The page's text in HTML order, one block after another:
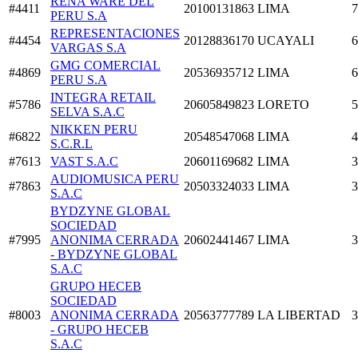
#4411
PERU S.A
20100131863 LIMA
#4454
REPRESENTACIONES
VARGAS S.A
20128836170 UCAYALI
#4869
GMG COMERCIAL
PERU S.A
20536935712 LIMA
#5786
INTEGRA RETAIL
SELVA S.A.C
20605849823 LORETO
#6822
NIKKEN PERU
S.C.R.L
20548547068 LIMA
#7613
VAST S.A.C 20601169682 LIMA
#7863
AUDIOMUSICA PERU
S.A.C
20503324033 LIMA
#7995
BYDZYNE GLOBAL
SOCIEDAD
ANONIMA CERRADA
- BYDZYNE GLOBAL
S.A.C
20602441467 LIMA
#8003
GRUPO HECEB
SOCIEDAD
ANONIMA CERRADA
- GRUPO HECEB
S.A.C
20563777789 LA LIBERTAD